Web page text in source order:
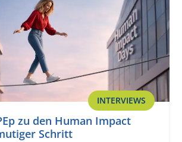
INTERVIEWS
zu den Human Impact
Schritt